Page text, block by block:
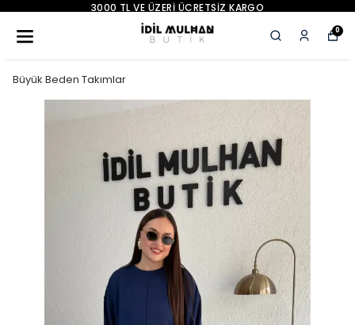
3000 TL VE ÜZERI ÜCRETSIZ KARGO
0
Büyük Beden Takımlar